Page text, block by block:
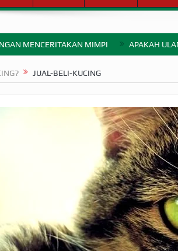
MENCERITAKAN MIMPI APAKAH
ZAKAT UANG? UANG HARAM
BAHASA CINTA KARENA
ZAKAT KEPADA KERABAT SENDIRI
JUAL-BELI-KUCING